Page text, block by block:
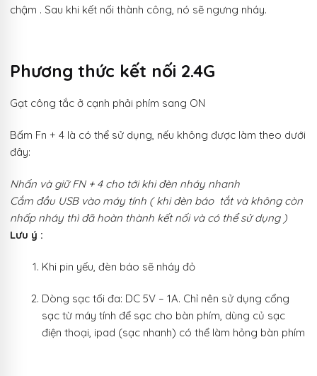
chậm . Sau khi kết nối thành công, nó sẽ ngưng nháy.
Phương thức kết nối 2.4G
Gạt công tắc ở cạnh phải phím sang ON
Bấm Fn + 4 là có thể sử dụng, nếu không được làm theo dưới
đây:
Nhấn và giữ FN + 4 cho tới khi đèn nháy nhanh
Cắm đầu USB vào máy tính ( khi đèn báo tắt và không còn
nhấp nháy thì đã hoàn thành kết nối và có thể sử dụng )
Lưu ý :
Khi pin yếu, đèn báo sẽ nháy đỏ
Dòng sạc tối đa: DC 5V – 1A. Chỉ nên sử dụng cổng
sạc từ máy tính để sạc cho bàn phím, dùng củ sạc
điện thoại, ipad (sạc nhanh) có thể làm hỏng bàn phím